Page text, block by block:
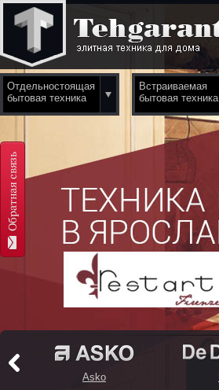
Отдельностоящая
бытовая техника
Встраиваемая
бытовая техника
Asko